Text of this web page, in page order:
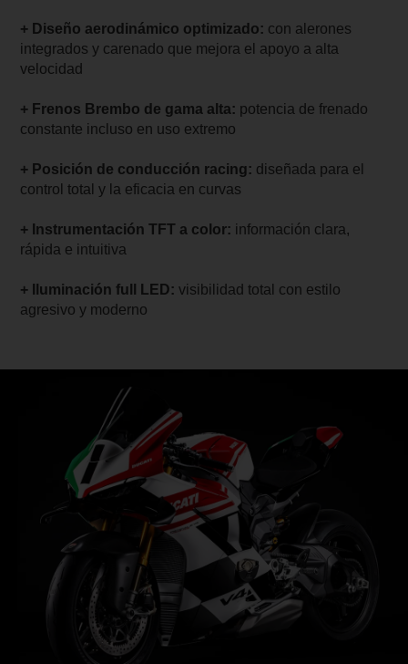
+ Diseño aerodinámico optimizado: con alerones
integrados y carenado que mejora el apoyo a alta
velocidad
+ Frenos Brembo de gama alta: potencia de frenado
constante incluso en uso extremo
+ Posición de conducción racing: diseñada para el
control total y la eficacia en curvas
+ Instrumentación TFT a color: información clara,
rápida e intuitiva
+ Iluminación full LED:visibilidad total con estilo
agresivo y moderno